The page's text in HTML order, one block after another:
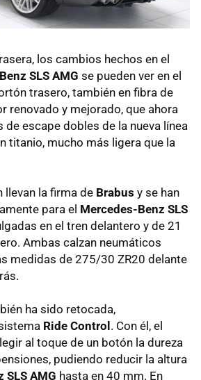
los cambios hechos en el
SLS AMG se pueden ver en el
trasero, también en fibra de
renovado y mejorado, que ahora
de escape dobles de la nueva línea
titanio, mucho más ligera que la
llevan la firma de Brabus y se han
para el Mercedes-Benz SLS
en el tren delantero y de 21
Ambas calzan neumáticos
medidas de 275/30 ZR20 delante
ha sido retocada,
Ride Control. Con él, el
al toque de un botón la dureza
pudiendo reducir la altura
SLS AMG hasta en 40 mm. En